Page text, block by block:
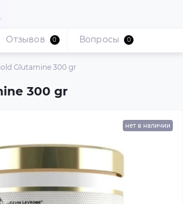
Glutamine 300 gr
300 gr
Отзывов 0 Вопросы 0
нет в наличии